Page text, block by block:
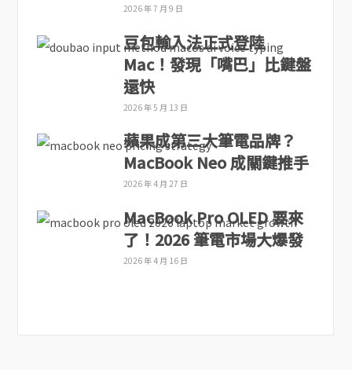
2026 年 7 月 9 日
豆包輸入法正式登陸
Mac！發現「嘴巴」比鍵盤
還快
2026 年 5 月 13 日
蘋果成第三大筆電品牌？
MacBook Neo 成關鍵推手
2026 年 4 月 27 日
MacBook Pro OLED 要來
了！2026 筆電市場大爆發
2026 年 4 月 16 日